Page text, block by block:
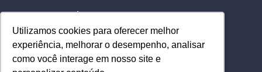
Utilizamos cookies para oferecer melhor
experiência, melhorar o desempenho, analisar
como você interage em nosso site e
Utilizamos cookies para oferecer melhor
experiência, melhorar o desempenho, analisar
como você interage em nosso site e
Quero patrocinar
Contato
Home